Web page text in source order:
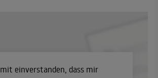
einverstanden, dass mir